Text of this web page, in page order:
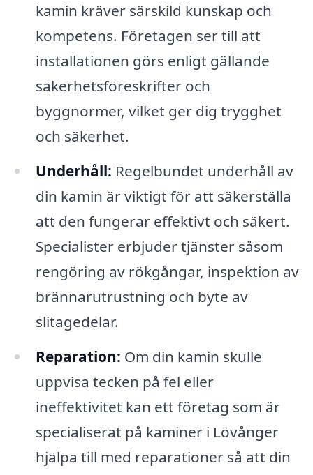
kamin kräver särskild kunskap och
kompetens. Företagen ser till att
installationen görs enligt gällande
säkerhetsföreskrifter och
byggnormer, vilket ger dig trygghet
och säkerhet.
Underhåll: Regelbundet underhåll av
din kamin är viktigt för att säkerställa
att den fungerar effektivt och säkert.
Specialister erbjuder tjänster såsom
rengöring av rökgångar, inspektion av
brännarutrustning och byte av
slitagedelar.
Reparation: Om din kamin skulle
uppvisa tecken på fel eller
ineffektivitet kan ett företag som är
specialiserat på kaminer i Lövånger
hjälpa till med reparationer så att din